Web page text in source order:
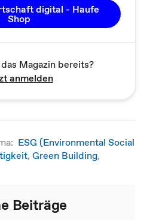
digital - Haufe
Shop
Magazin bereits?
anmelden
ESG (Environmental Social
, Green Building,
Beiträge